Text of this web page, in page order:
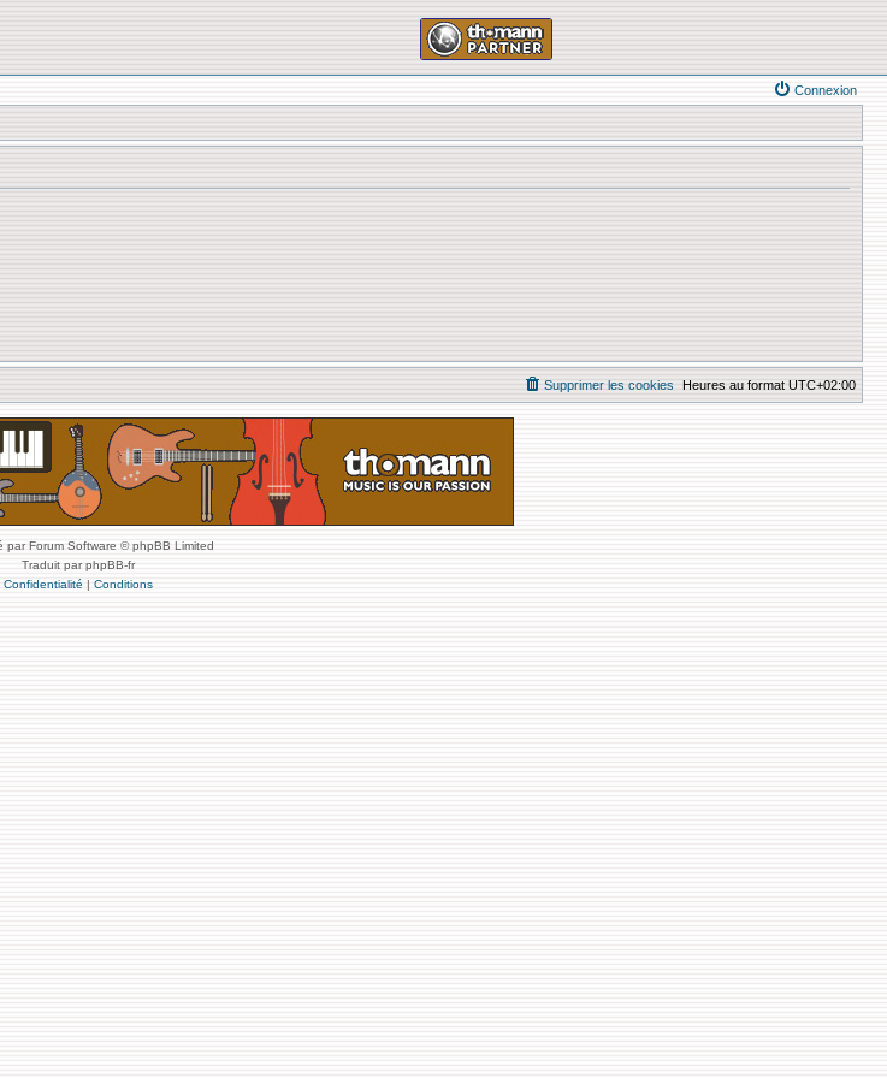
Connexion
Heures au format UTC+02:00
Supprimer les cookies
par Forum Software © phpBB Limited
Traduit par phpBB-fr
Confidentialité | Conditions